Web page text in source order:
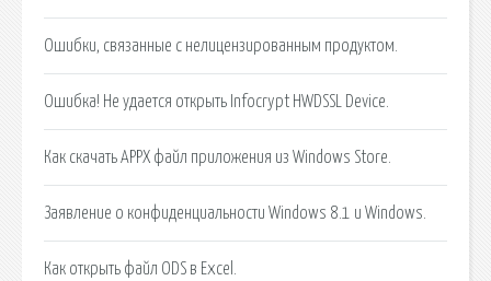
Ошибки, связанные с нелицензированным продуктом.
Ошибка! Не удается открыть Infocrypt HWDSSL Device.
Как скачать APPX файл приложения из Windows Store.
Заявление о конфиденциальности Windows 8.1 и Windows.
Как открыть файл ODS в Excel.